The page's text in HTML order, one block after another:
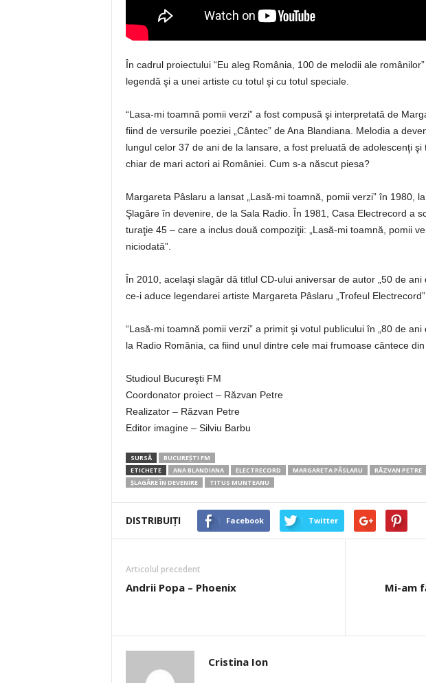
În cadrul proiectului “Eu aleg România, 100 de melodii ale
legendă şi a unei artiste cu totul şi cu totul speciale.
“Lasa-mi toamnă pomii verzi” a fost compusă şi interpretată de
fiind de versurile poeziei „Cântec” de Ana Blandiana. Melodia a
lungul celor 37 de ani de la lansare, a fost preluată de adolescenţi
chiar de mari actori ai României. Cum s-a născut piesa?
Margareta Pâslaru a lansat „Lasă-mi toamnă, pomii verzi” în 1980,
Şlagăre în devenire, de la Sala Radio. În 1981, Casa Electrecord a
turaţie 45 – care a inclus două compoziţii: „Lasă-mi toamnă, pomii
niciodată”.
În 2010, acelaşi slagăr dă titlul CD-ului aniversar de autor „50 de
ce-i aduce legendarei artiste Margareta Pâslaru „Trofeul Electrecord”.
“Lasă-mi toamnă pomii verzi” a primit şi votul publicului în „80 de
la Radio România, ca fiind unul dintre cele mai frumoase cântece din
Studioul Bucureşti FM
Coordonator proiect – Răzvan Petre
Realizator – Răzvan Petre
Editor imagine – Silviu Barbu
SURSĂ
BUCUREȘTI FM
ETICHETE
ANA BLANDIANA ELECTRECORD MARGARETA PÂSLARU RĂZVAN PETRE
ŞLAGĂRE ÎN DEVENIRE
TITUS MUNTEANU
DISTRIBUIȚI Facebook Twitter
Articolul precedent
Andrii Popa – Phoenix
Mi-am
Cristina Ion